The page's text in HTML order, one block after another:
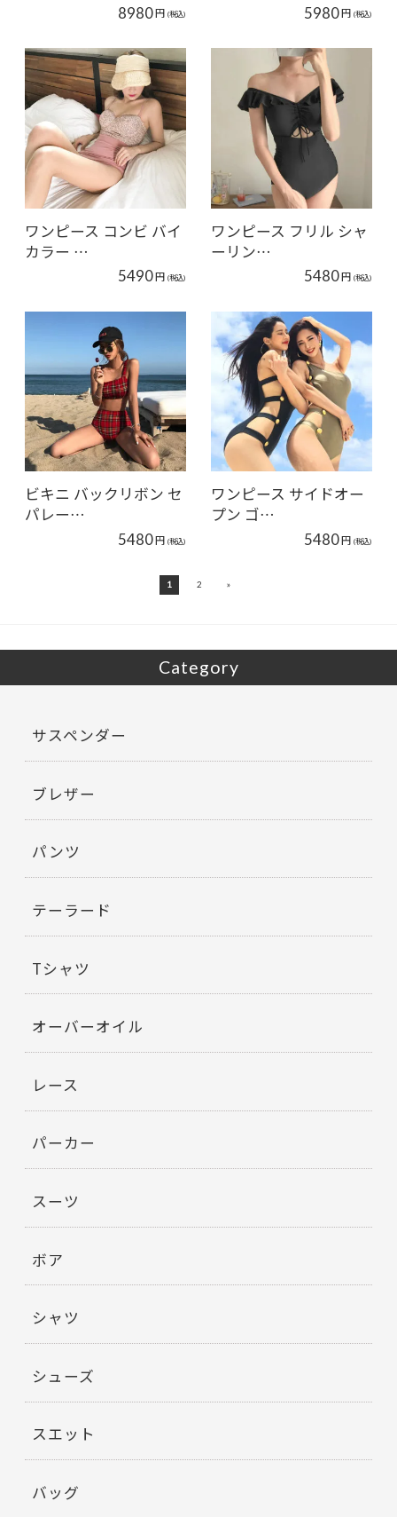
8980円 (税込)
5980円 (税込)
ワンピース コンビ バイ
カラー …
5490円 (税込)
ワンピース フリル シャ
ーリン…
5480円 (税込)
ビキニ バックリボン セ
パレー…
5480円 (税込)
ワンピース サイドオー
プン ゴ…
5480円 (税込)
1 2 »
Category
サスペンダー
ブレザー
パンツ
テーラード
Tシャツ
オーバーオイル
レース
パーカー
スーツ
ボア
シャツ
シューズ
スエット
バッグ